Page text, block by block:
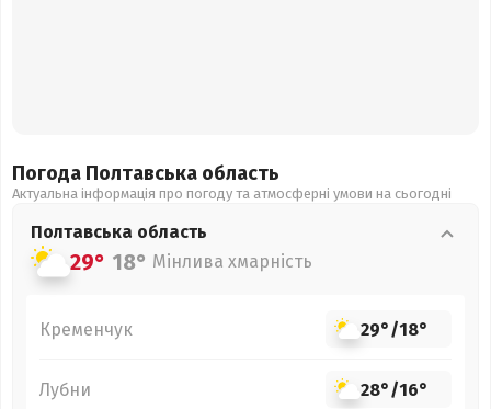
Погода Полтавська область
Актуальна інформація про погоду та атмосферні умови на сьогодні
Полтавська область
29° 18° Мінлива хмарність
Кременчук 29°/18°
Лубни 28°/16°